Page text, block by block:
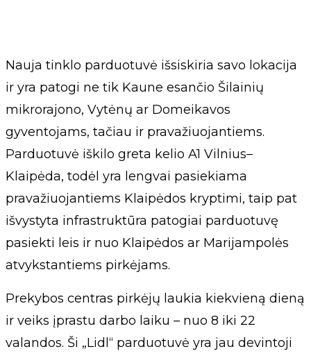
Nauja tinklo parduotuvė išsiskiria savo lokacija
ir yra patogi ne tik Kaune esančio Šilainių
mikrorajono, Vytėnų ar Domeikavos
gyventojams, tačiau ir pravažiuojantiems.
Parduotuvė iškilo greta kelio A1 Vilnius–
Klaipėda, todėl yra lengvai pasiekiama
pravažiuojantiems Klaipėdos kryptimi, taip pat
išvystyta infrastruktūra patogiai parduotuvę
pasiekti leis ir nuo Klaipėdos ar Marijampolės
atvykstantiems pirkėjams.
Prekybos centras pirkėjų laukia kiekvieną dieną
ir veiks įprastu darbo laiku – nuo 8 iki 22
valandos. Ši „Lidl“ parduotuvė yra jau devintoji